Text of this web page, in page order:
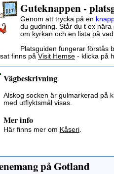
Guteknappen -
Genom att trycka på en
du gudning. Står du t ex
om kyrkan och en lista på
Platsguiden fungerar förstås
finns på Visit Hemse - klicka på
Vägbeskrivning
Alskog socken är gulmarkerad på
med utflyktsmål visas.
Mer info
Här finns mer om Kåseri.
på Gotland